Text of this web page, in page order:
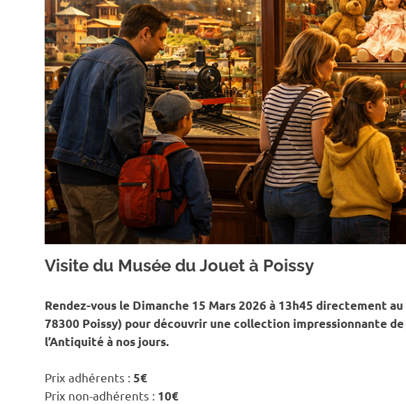
Visite du Musée du Jouet à Poissy
Rendez-vous le Dimanche 15 Mars 2026 à 13h45 directement au
78300 Poissy) pour découvrir une collection impressionnante
l’Antiquité à nos jours.
Prix adhérents : 5€
Prix non-adhérents : 10€